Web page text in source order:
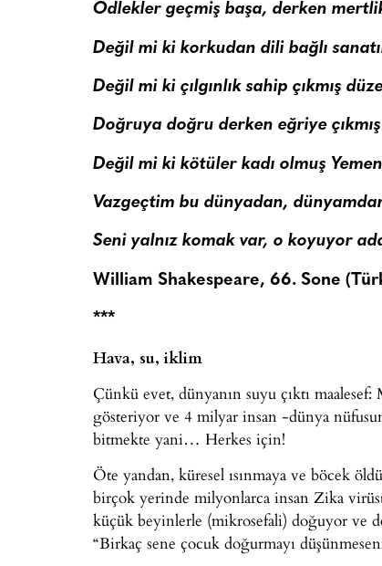
Ödlekler geçmiş başa, derken
Değil mi ki korkudan dili bağlı
Değil mi ki çılgınlık sahip çıkmış
Doğruya doğru derken eğriye çıkmış
Değil mi ki kötüler kadı olmuş
Vazgeçtim bu dünyadan,
Seni yalnız komak var, o koyuyor
William Shakespeare, 66. Sone
***
Hava, su, iklim
Çünkü evet, dünyanın suyu çıktı
gösteriyor ve 4 milyar insan -dünya
bitmekte yani… Herkes için!
Öte yandan, küresel ısınmaya ve böcek
birçok yerinde milyonlarca insan Zika
küçük beyinlerle (mikrosefali) doğuyor ve
“Birkaç sene çocuk doğurmayı